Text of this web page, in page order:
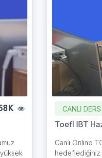
CANLI DERS
Toefl IBT
Canlı Online
hedeflediğiniz